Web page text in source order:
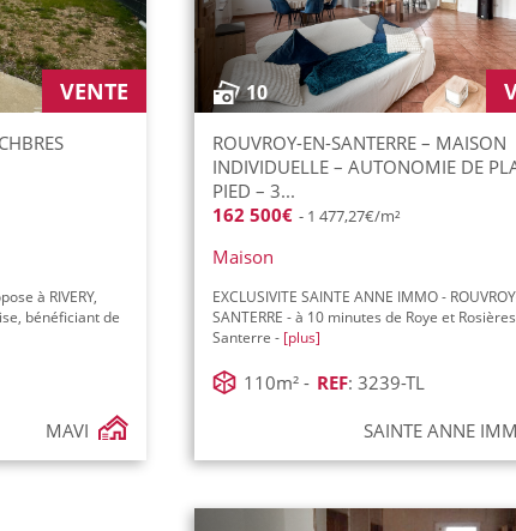
VENTE
à RIVERY,
bénéficiant de
MAVI
10
ROUVROY-EN-SANTERRE – MAISON
INDIVIDUELLE – AUTONOMIE DE
PIED – 3...
162 500€ - 1 477,27€/m²
Maison
EXCLUSIVITE SAINTE ANNE IMMO -
SANTERRE - à 10 minutes de Roye et
Santerre - [plus]
110m² - REF: 3239-TL
SAINTE ANNE